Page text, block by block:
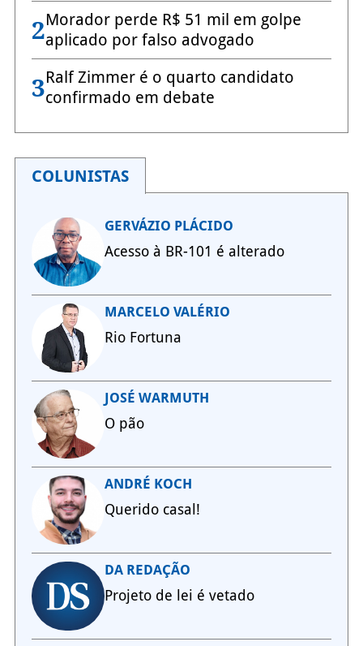
2Morador perde R$ 51 mil em golpe
aplicado por falso advogado
3Ralf Zimmer é o quarto candidato
confirmado em debate
COLUNISTAS
GERVÁZIO PLÁCIDO
Acesso à BR-101 é alterado
MARCELO VALÉRIO
Rio Fortuna
JOSÉ WARMUTH
O pão
ANDRÉ KOCH
Querido casal!
DA REDAÇÃO
Projeto de lei é vetado